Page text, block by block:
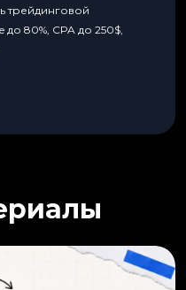
трейдинговой
80%, CPA до 250$,